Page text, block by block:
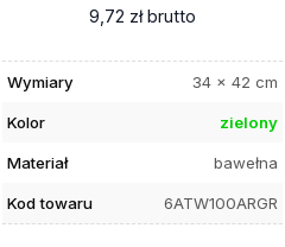
9,72 zł brutto
Wymiary 34 x 42 cm
Kolor zielony
Materiał bawełna
Kod towaru 6ATW100ARGR